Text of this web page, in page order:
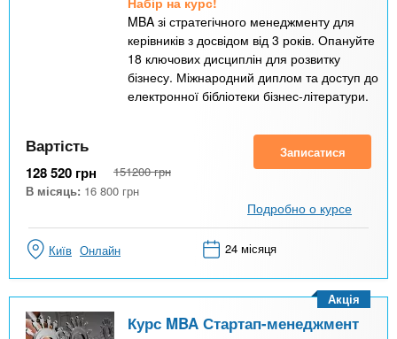
MBA зі стратегічного менеджменту для
керівників з досвідом від 3 років. Опануйте
18 ключових дисциплін для розвитку
бізнесу. Міжнародний диплом та доступ до
електронної бібліотеки бізнес-літератури.
Вартість
128 520 грн 151200 грн
В місяць: 16 800 грн
Записатися
Подробно о курсе
Київ Онлайн 24 місяця
Курс MBA Стартап-менеджмент
Акція